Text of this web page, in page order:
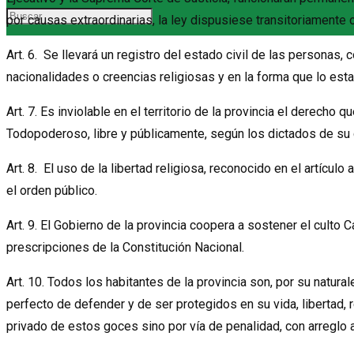
por causas extraordinarias, la ley dispusiese transitoriamente
Art. 6. Se llevará un registro del estado civil de las personas,
nacionalidades o creencias religiosas y en la forma que lo
Art. 7. Es inviolable en el territorio de la provincia el derecho
Todopoderoso, libre y públicamente, según los dictados de su
Art. 8. El uso de la libertad religiosa, reconocido en el artículo
el orden público.
Art. 9. El Gobierno de la provincia coopera a sostener el culto
prescripciones de la Constitución Nacional.
Art. 10. Todos los habitantes de la provincia son, por su
perfecto de defender y de ser protegidos en su vida, libertad,
privado de estos goces sino por vía de penalidad, con arreglo